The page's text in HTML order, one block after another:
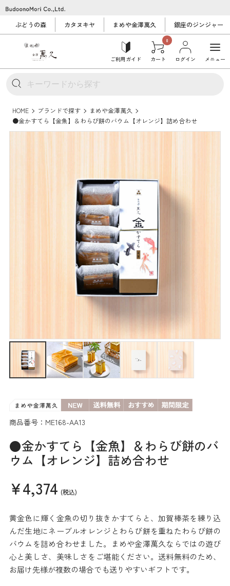
ぶどうの森 カタヌキヤ まめや金澤萬久 銀座のジンジャー
ご利用ガイド
0
カート ログイン メニュー
HOME ブランドで探す
まめや金澤萬久
●金かすてら【金魚】＆わらび餅のバウム【オレンジ】詰め合わせ
商品番号：ME168-AA13
●金かすてら【金魚】＆わらび餅のバ
ウム【オレンジ】詰め合わせ
¥4,374 (税込)
黄金色に輝く金魚の切り抜きかすてらと、加賀棒茶を練り込
んだ生地にネーブルオレンジとわらび餅を重ねたわらび餅の
バウムを詰め合わせました。まめや金澤萬久ならではの遊び
心と美しさ、美味しさをご堪能ください。送料無料のため、
お届け先様が複数の場合でも送りやすいギフトです。